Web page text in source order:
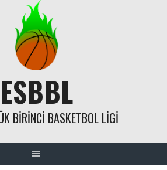
ESBBL
BIRINCI BASKETBOL LIGI